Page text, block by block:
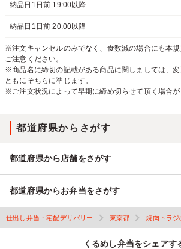
納品日1日前 19:00以降
納品日1日前 20:00以降
※注文キャンセルのみでなく、食数減の場合にも本規
ご注意ください。
※商品名に締切の記載がある商品に関しましては、
ともにそちらに準じます。
※ご注文状況によって早期に締め切らせて頂く場合が
都道府県からさがす
都道府県から店舗をさがす
都道府県からお弁当をさがす
仕出し弁当・宅配デリバリー 東京都 焼肉トラジ
くるめし弁当をシェアす